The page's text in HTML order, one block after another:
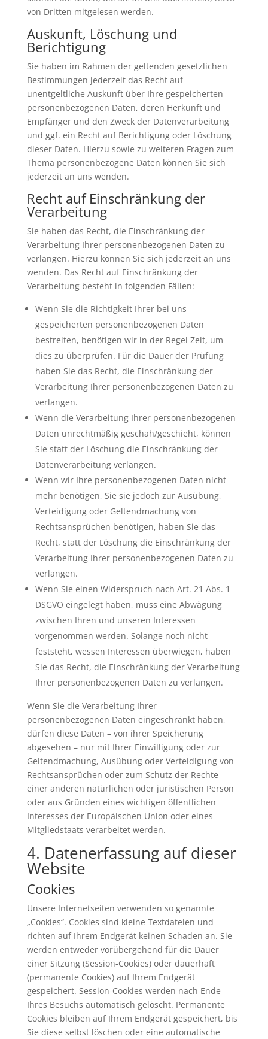
von Dritten mitgelesen werden.
Auskunft, Löschung und
Berichtigung
Sie haben im Rahmen der geltenden gesetzlichen
Bestimmungen jederzeit das Recht auf
unentgeltliche Auskunft über Ihre gespeicherten
personenbezogenen Daten, deren Herkunft und
Empfänger und den Zweck der Datenverarbeitung
und ggf. ein Recht auf Berichtigung oder Löschung
dieser Daten. Hierzu sowie zu weiteren Fragen zum
Thema personenbezogene Daten können Sie sich
jederzeit an uns wenden.
Recht auf Einschränkung der
Verarbeitung
Sie haben das Recht, die Einschränkung der
Verarbeitung Ihrer personenbezogenen Daten zu
verlangen. Hierzu können Sie sich jederzeit an uns
wenden. Das Recht auf Einschränkung der
Verarbeitung besteht in folgenden Fällen:
Wenn Sie die Richtigkeit Ihrer bei uns
gespeicherten personenbezogenen Daten
bestreiten, benötigen wir in der Regel Zeit, um
dies zu überprüfen. Für die Dauer der Prüfung
haben Sie das Recht, die Einschränkung der
Verarbeitung Ihrer personenbezogenen Daten zu
verlangen.
Wenn die Verarbeitung Ihrer personenbezogenen
Daten unrechtmäßig geschah/geschieht, können
Sie statt der Löschung die Einschränkung der
Datenverarbeitung verlangen.
Wenn wir Ihre personenbezogenen Daten nicht
mehr benötigen, Sie sie jedoch zur Ausübung,
Verteidigung oder Geltendmachung von
Rechtsansprüchen benötigen, haben Sie das
Recht, statt der Löschung die Einschränkung der
Verarbeitung Ihrer personenbezogenen Daten zu
verlangen.
Wenn Sie einen Widerspruch nach Art. 21 Abs. 1
DSGVO eingelegt haben, muss eine Abwägung
zwischen Ihren und unseren Interessen
vorgenommen werden. Solange noch nicht
feststeht, wessen Interessen überwiegen, haben
Sie das Recht, die Einschränkung der Verarbeitung
Ihrer personenbezogenen Daten zu verlangen.
Wenn Sie die Verarbeitung Ihrer
personenbezogenen Daten eingeschränkt haben,
dürfen diese Daten – von ihrer Speicherung
abgesehen – nur mit Ihrer Einwilligung oder zur
Geltendmachung, Ausübung oder Verteidigung von
Rechtsansprüchen oder zum Schutz der Rechte
einer anderen natürlichen oder juristischen Person
oder aus Gründen eines wichtigen öffentlichen
Interesses der Europäischen Union oder eines
Mitgliedstaats verarbeitet werden.
4. Datenerfassung auf dieser
Website
Cookies
Unsere Internetseiten verwenden so genannte
„Cookies“. Cookies sind kleine Textdateien und
richten auf Ihrem Endgerät keinen Schaden an. Sie
werden entweder vorübergehend für die Dauer
einer Sitzung (Session-Cookies) oder dauerhaft
(permanente Cookies) auf Ihrem Endgerät
gespeichert. Session-Cookies werden nach Ende
Ihres Besuchs automatisch gelöscht. Permanente
Cookies bleiben auf Ihrem Endgerät gespeichert, bis
Sie diese selbst löschen oder eine automatische